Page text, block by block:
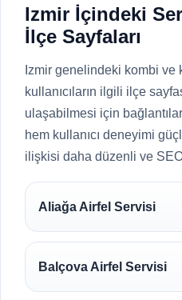
Izmir İçindeki
İlçe Sayfaları
Izmir genelindeki kombi
kullanıcıların ilgili ilçe
ulaşabilmesi için
hem kullanıcı deneyimi
ilişkisi daha düzenli ve
Aliağa Airfel Servisi
Balçova Airfel Servisi